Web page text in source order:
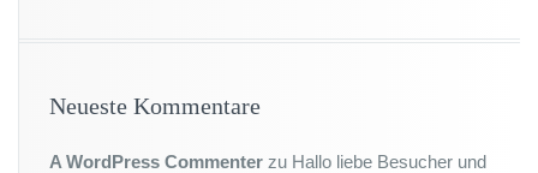
Neueste Kommentare
A WordPress Commenter zu Hallo liebe Besucher und